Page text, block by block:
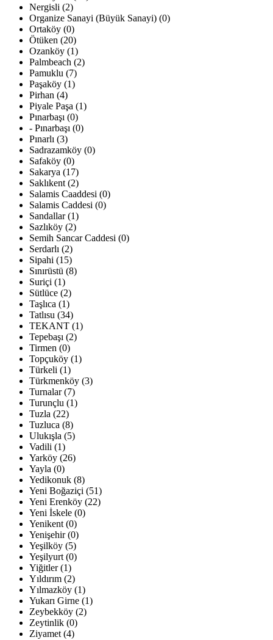
Nergisli (2)
Organize Sanayi (Büyük Sanayi) (0)
Ortaköy (0)
Ötüken (20)
Ozanköy (1)
Palmbeach (2)
Pamuklu (7)
Paşaköy (1)
Pirhan (4)
Piyale Paşa (1)
Pınarbaşı (0)
- Pınarbaşı (0)
Pınarlı (3)
Sadrazamköy (0)
Safaköy (0)
Sakarya (17)
Saklıkent (2)
Salamis Caaddesi (0)
Salamis Caddesi (0)
Sandallar (1)
Sazlıköy (2)
Semih Sancar Caddesi (0)
Serdarlı (2)
Sipahi (15)
Sınırüstü (8)
Suriçi (1)
Sütlüce (2)
Taşlıca (1)
Tatlısu (34)
TEKANT (1)
Tepebaşı (2)
Tirmen (0)
Topçuköy (1)
Türkeli (1)
Türkmenköy (3)
Turnalar (7)
Turunçlu (1)
Tuzla (22)
Tuzluca (8)
Ulukışla (5)
Vadili (1)
Yarköy (26)
Yayla (0)
Yedikonuk (8)
Yeni Boğaziçi (51)
Yeni Erenköy (22)
Yeni İskele (0)
Yenikent (0)
Yenişehir (0)
Yeşilköy (5)
Yeşilyurt (0)
Yiğitler (1)
Yıldırım (2)
Yılmazköy (1)
Yukarı Girne (1)
Zeybekköy (2)
Zeytinlik (0)
Ziyamet (4)